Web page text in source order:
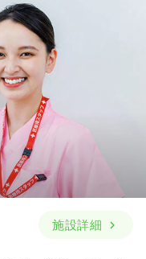
ルあり
詳細を見る
施設詳細